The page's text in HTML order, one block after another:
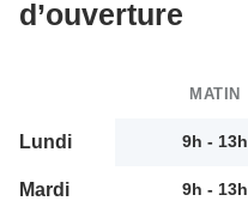
d’ouverture
MATIN
Lundi 9h - 13h
Mardi 9h - 13h